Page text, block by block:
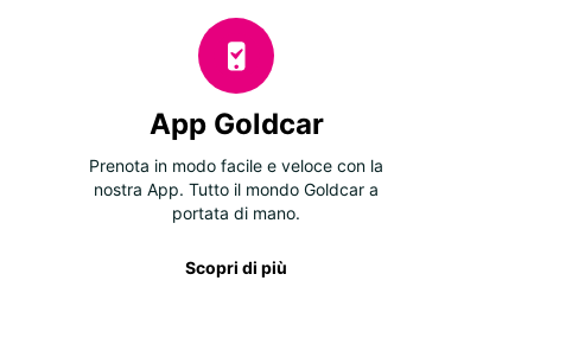
App Goldcar
Prenota in modo facile e veloce con la
nostra App. Tutto il mondo Goldcar a
portata di mano.
Scopri di più